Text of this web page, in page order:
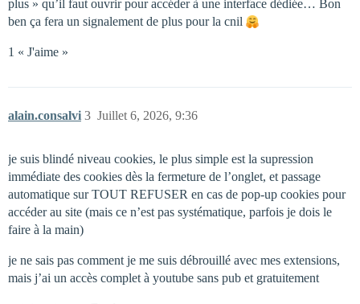
plus » qu’il faut ouvrir pour accéder à une interface dédiée… Bon
ben ça fera un signalement de plus pour la cnil
1 « J'aime »
alain.consalvi Juillet 6, 2026, 9:36
3
je suis blindé niveau cookies, le plus simple est la supression
immédiate des cookies dès la fermeture de l’onglet, et passage
automatique sur TOUT REFUSER en cas de pop-up cookies pour
accéder au site (mais ce n’est pas systématique, parfois je dois le
faire à la main)
je ne sais pas comment je me suis débrouillé avec mes extensions,
mais j’ai un accès complet à youtube sans pub et gratuitement